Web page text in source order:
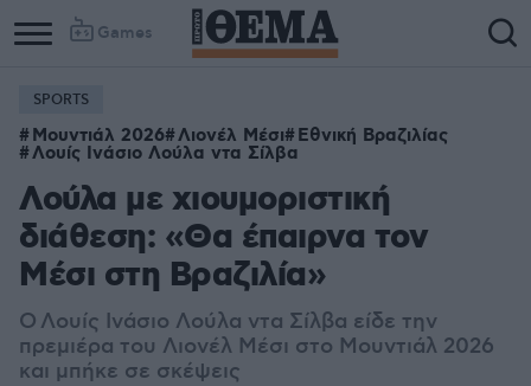
Games
SPORTS
Μουντιάλ 2026 Λιονέλ Μέσι Εθνική Βραζιλίας
Λουίς Ινάσιο Λούλα ντα Σίλβα
Λούλα με χιουμοριστική
διάθεση: «Θα έπαιρνα τον
Μέσι στη Βραζιλία»
Ο Λουίς Ινάσιο Λούλα ντα Σίλβα είδε την
πρεμιέρα του Λιονέλ Μέσι στο Μουντιάλ 2026
και μπήκε σε σκέψεις